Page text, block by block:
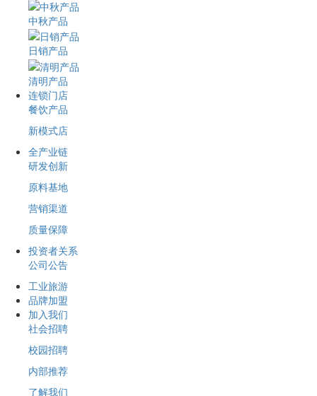
中秋产品
日销产品
清明产品
连锁门店
餐饮产品
新模式店
全产业链
研发创新
原料基地
营销渠道
质量保障
投资者关系
公司公告
工业旅游
品牌加盟
加入我们
社会招聘
校园招聘
内部推荐
了解我们